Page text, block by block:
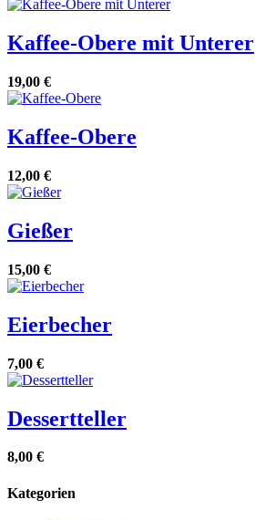
Kaffee-Obere mit Unterer
19,00 €
Kaffee-Obere
12,00 €
Gießer
15,00 €
Eierbecher
7,00 €
Dessertteller
8,00 €
Kategorien